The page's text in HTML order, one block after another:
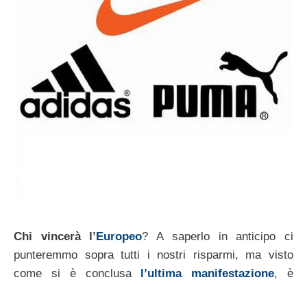
Chi vincerà l’Europeo? A saperlo in anticipo ci
punteremmo sopra tutti i nostri risparmi, ma visto
come si è conclusa l’ultima manifestazione, è